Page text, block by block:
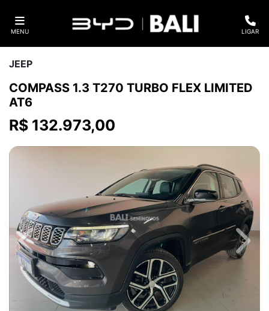
MENU LIGAR
JEEP
COMPASS 1.3 T270 TURBO FLEX LIMITED
AT6
R$ 132.973,00
Previous Next